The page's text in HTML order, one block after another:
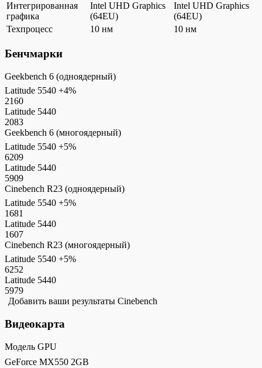
Интегрированная
графика
Intel UHD Graphics
(64EU)
Intel UHD Graphics
(64EU)
Техпроцесс
10 нм 10 нм
Бенчмарки
Geekbench 6 (одноядерный)
Latitude 5540 +4%
2160
Latitude 5440
2083
Geekbench 6 (многоядерный)
Latitude 5540 +5%
6209
Latitude 5440
5909
Cinebench R23 (одноядерный)
Latitude 5540 +5%
1681
Latitude 5440
1607
Cinebench R23 (многоядерный)
Latitude 5540 +5%
6252
Latitude 5440
5979
Добавить ваши результаты Cinebench
Видеокарта
Модель GPU
GeForce MX550 2GB